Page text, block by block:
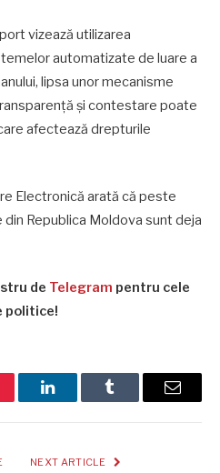
vizează utilizarea
automatizate de luare a
lipsa unor mecanisme
și contestare poate
afectează drepturile
Electronică arată că peste
Republica Moldova sunt deja
de Telegram pentru cele
politice!
LinkedInTumblr Email
NEXT ARTICLE